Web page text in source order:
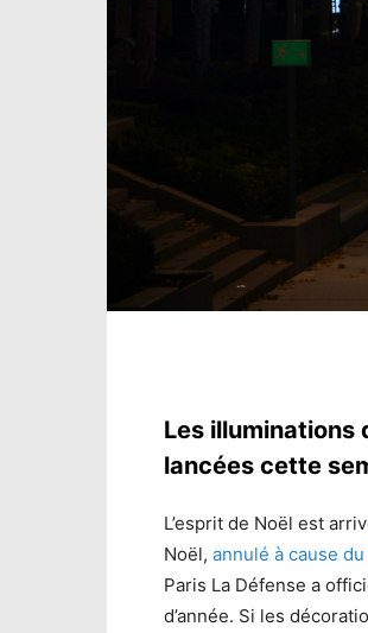
Les illuminations
lancées cette
L’esprit de Noël est
Noël, annulé à cause
Paris La Défense a
d’année. Si les